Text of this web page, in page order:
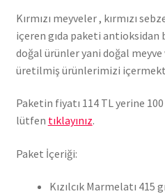
Kırmızı meyveler , kırmızı
içeren gıda paketi antioksidan
doğal ürünler yani doğal
üretilmiş ürünlerimizi
Paketin fiyatı 114 TL yerine
lütfen tıklayınız.
Paket İçeriği:
Kızılcık Marmelatı 415